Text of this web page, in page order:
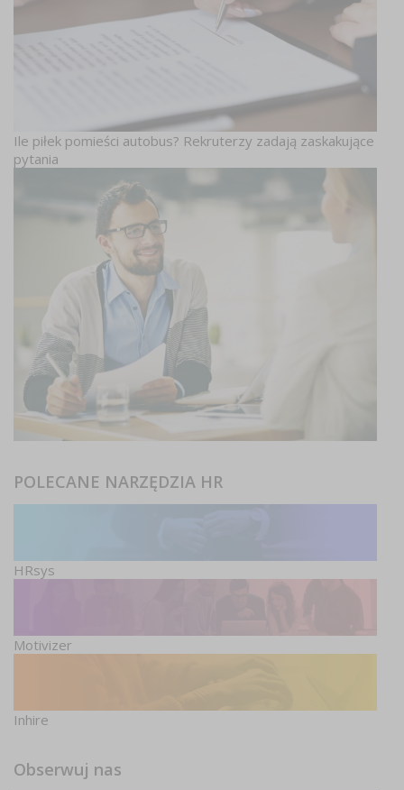
Ile piłek pomieści autobus? Rekruterzy zadają zaskakujące
pytania
POLECANE NARZĘDZIA HR
HRsys
Motivizer
Inhire
Obserwuj nas